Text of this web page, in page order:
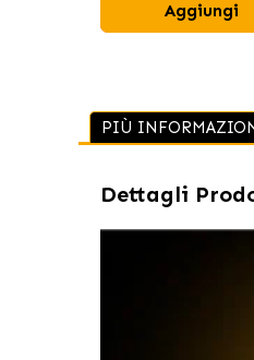
Aggiungi
PIÙ
Dettagli